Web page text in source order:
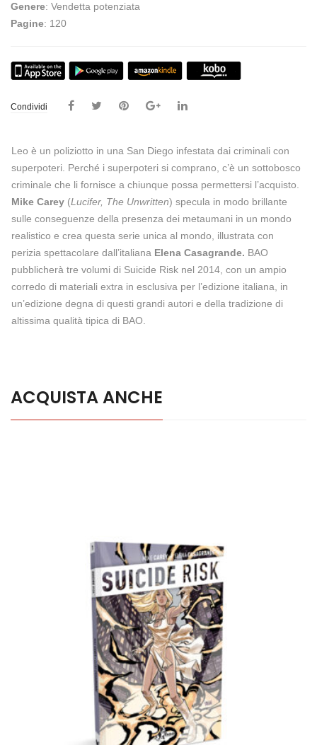
Genere: Vendetta potenziata
Pagine: 120
Condividi
Leo è un poliziotto in una San Diego infestata dai criminali con
superpoteri. Perché i superpoteri si comprano, c’è un sottobosco
criminale che li fornisce a chiunque possa permettersi l’acquisto.
Mike Carey (Lucifer, The Unwritten) specula in modo brillante
sulle conseguenze della presenza dei metaumani in un mondo
realistico e crea questa serie unica al mondo, illustrata con
perizia spettacolare dall’italiana Elena Casagrande. BAO
pubblicherà tre volumi di Suicide Risk nel 2014, con un ampio
corredo di materiali extra in esclusiva per l’edizione italiana, in
un’edizione degna di questi grandi autori e della tradizione di
altissima qualità tipica di BAO.
ACQUISTA ANCHE